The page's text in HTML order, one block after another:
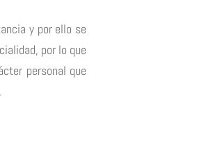
y por ello se
por lo que
personal que